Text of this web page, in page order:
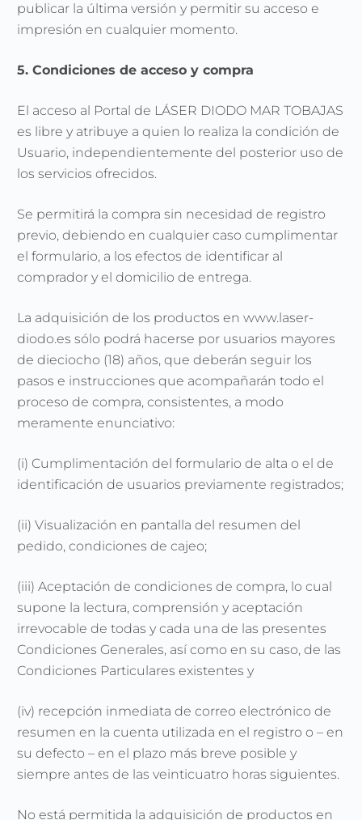
publicar la última versión y permitir su acceso e
impresión en cualquier momento.
5. Condiciones de acceso y compra
El acceso al Portal de LÁSER DIODO MAR TOBAJAS
es libre y atribuye a quien lo realiza la condición de
Usuario, independientemente del posterior uso de
los servicios ofrecidos.
Se permitirá la compra sin necesidad de registro
previo, debiendo en cualquier caso cumplimentar
el formulario, a los efectos de identificar al
comprador y el domicilio de entrega.
La adquisición de los productos en www.laser-
diodo.es sólo podrá hacerse por usuarios mayores
de dieciocho (18) años, que deberán seguir los
pasos e instrucciones que acompañarán todo el
proceso de compra, consistentes, a modo
meramente enunciativo:
(i) Cumplimentación del formulario de alta o el de
identificación de usuarios previamente registrados;
(ii) Visualización en pantalla del resumen del
pedido, condiciones de cajeo;
(iii) Aceptación de condiciones de compra, lo cual
supone la lectura, comprensión y aceptación
irrevocable de todas y cada una de las presentes
Condiciones Generales, así como en su caso, de las
Condiciones Particulares existentes y
(iv) recepción inmediata de correo electrónico de
resumen en la cuenta utilizada en el registro o – en
su defecto – en el plazo más breve posible y
siempre antes de las veinticuatro horas siguientes.
No está permitida la adquisición de productos en